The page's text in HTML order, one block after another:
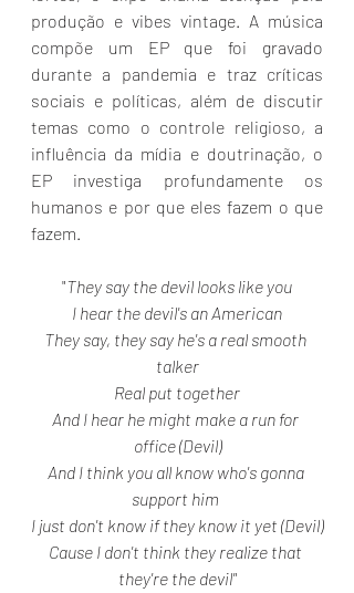
produção e vibes vintage. A música
compõe um EP que foi gravado
durante a pandemia e traz críticas
sociais e políticas, além de discutir
temas como o controle religioso, a
influência da mídia e doutrinação, o
EP investiga profundamente os
humanos e por que eles fazem o que
fazem.
"They say the devil looks like you
I hear the devil's an American
They say, they say he's a real smooth
talker
Real put together
And I hear he might make a run for
office (Devil)
And I think you all know who's gonna
support him
I just don't know if they know it yet (Devil)
Cause I don't think they realize that
they're the devil"